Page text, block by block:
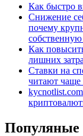
Как быстро
Снижение
почему
Как
лишних
Ставки на
читают чаще
Популяные